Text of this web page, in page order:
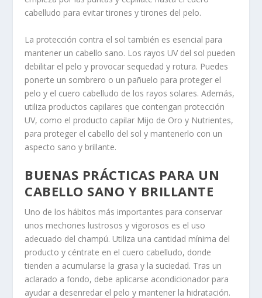
cabelludo para evitar tirones y tirones del pelo.
La protección contra el sol también es esencial para
mantener un cabello sano. Los rayos UV del sol pueden
debilitar el pelo y provocar sequedad y rotura. Puedes
ponerte un sombrero o un pañuelo para proteger el
pelo y el cuero cabelludo de los rayos solares. Además,
utiliza productos capilares que contengan protección
UV, como el producto capilar Mijo de Oro y Nutrientes,
para proteger el cabello del sol y mantenerlo con un
aspecto sano y brillante.
BUENAS PRÁCTICAS PARA UN
CABELLO SANO Y BRILLANTE
Uno de los hábitos más importantes para conservar
unos mechones lustrosos y vigorosos es el uso
adecuado del champú. Utiliza una cantidad mínima del
producto y céntrate en el cuero cabelludo, donde
tienden a acumularse la grasa y la suciedad. Tras un
aclarado a fondo, debe aplicarse acondicionador para
ayudar a desenredar el pelo y mantener la hidratación.